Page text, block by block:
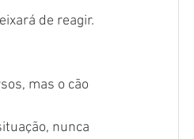
de reagir.
mas o cão
nunca